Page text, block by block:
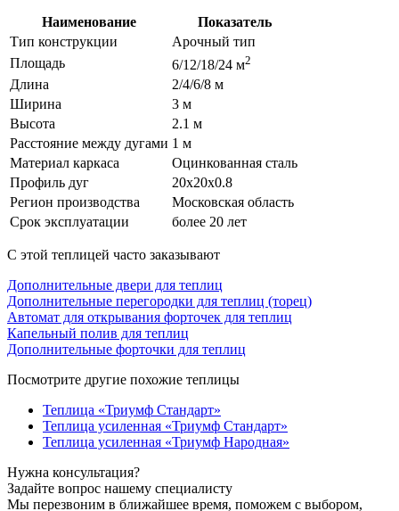
Наименование
Показатель
Тип конструкции
Арочный тип
Площадь
6/12/18/24 м2
Длина
2/4/6/8 м
Ширина
3 м
Высота
2.1 м
Расстояние между дугами 1 м
Материал каркаса
Оцинкованная сталь
Профиль дуг
20х20х0.8
Регион производства
Московская область
Срок эксплуатации
более 20 лет
С этой теплицей часто заказывают
Дополнительные двери для теплиц
Дополнительные перегородки для теплиц (торец)
Автомат для открывания форточек для теплиц
Капельный полив для теплиц
Дополнительные форточки для теплиц
Посмотрите другие похожие теплицы
Теплица «Триумф Стандарт»
Теплица усиленная «Триумф Стандарт»
Теплица усиленная «Триумф Народная»
Нужна консультация?
Задайте вопрос нашему специалисту
Мы перезвоним в ближайшее время, поможем с выбором,